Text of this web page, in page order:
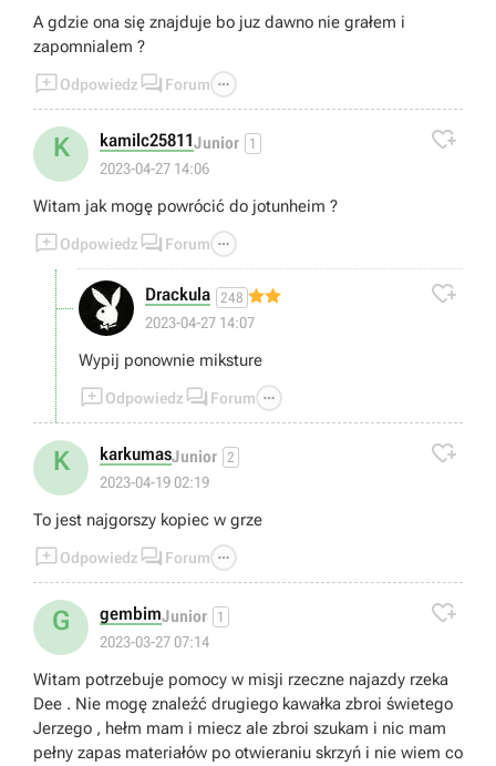
A gdzie ona się znajduje bo juz dawno nie grałem i
zapomnialem ?
Odpowiedz  Forum 
K kamilc25811Junior 1
2023-04-27 14:06

Witam jak mogę powrócić do jotunheim ?
Odpowiedz  Forum 
Drackula 248
2023-04-27 14:07

Wypij ponownie miksture
Odpowiedz  Forum 
K karkumasJunior 2
2023-04-19 02:19

To jest najgorszy kopiec w grze
Odpowiedz  Forum 
G gembimJunior 1
2023-03-27 07:14

Witam potrzebuje pomocy w misji rzeczne najazdy rzeka
Dee . Nie mogę znaleźć drugiego kawałka zbroi świetego
Jerzego , hełm mam i miecz ale zbroi szukam i nic mam
pełny zapas materiałów po otwieraniu skrzyń i nie wiem co